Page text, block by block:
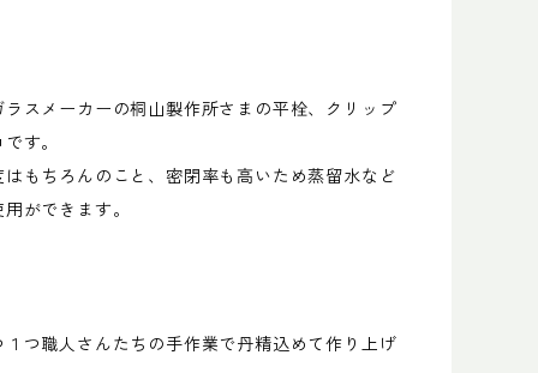
スメーカーの桐山製作所さまの平栓、クリップ
す。
もちろんのこと、密閉率も高いため蒸留水など
ができます。
つ職人さんたちの手作業で丹精込めて作り上げ